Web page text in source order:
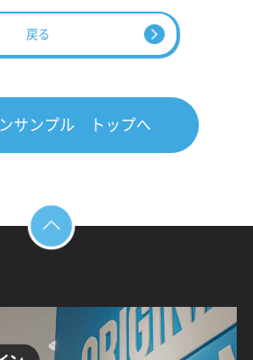
戻る
サンプル トップへ